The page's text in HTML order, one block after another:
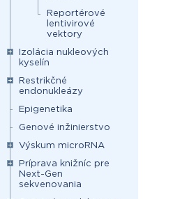
Reportérové
lentivirové
vektory
Izolácia nukleových
kyselín
Restrikčné
endonukleázy
Epigenetika
Genové inžinierstvo
Výskum microRNA
Príprava knižníc pre
Next-Gen
sekvenovania